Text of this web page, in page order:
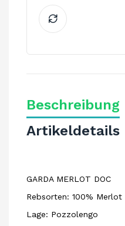
Beschreibung
Artikeldetails
GARDA MERLOT DOC
Rebsorten: 100% Merlot
Lage: Pozzolengo